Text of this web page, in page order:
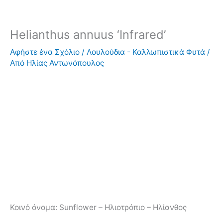
Helianthus annuus ‘Infrared’
Αφήστε ένα Σχόλιο / Λουλούδια - Καλλωπιστικά Φυτά /
Από Ηλίας Αντωνόπουλος
Κοινό όνομα: Sunflower – Ηλιοτρόπιο – Ηλίανθος